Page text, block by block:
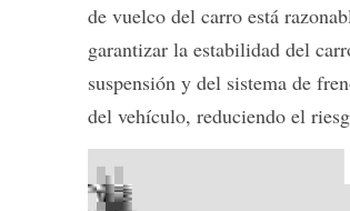
de vuelco del carro está
garantizar la estabilidad del
suspensión y del sistema de
del vehículo, reduciendo el